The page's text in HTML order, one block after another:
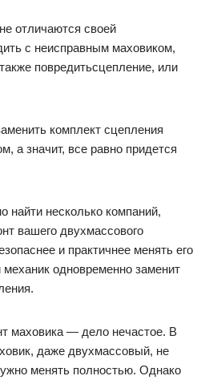
отличаются своей
с неисправным маховиком,
повредитьсцепление, или
комплект сцепления
а значит, все равно придется
найти несколько компаний,
вашего двухмассового
и практичнее менять его
одновременно заменит
маховика — дело нечастое. В
даже двухмассовый, не
менять полностью. Однако